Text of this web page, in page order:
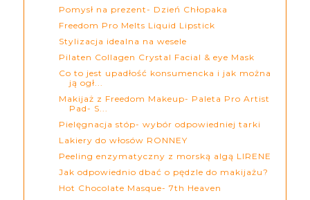
Pomysł na prezent- Dzień Chłopaka
Freedom Pro Melts Liquid Lipstick
Stylizacja idealna na wesele
Pilaten Collagen Crystal Facial & eye Mask
Co to jest upadłość konsumencka i jak można
ją ogł...
Makijaż z Freedom Makeup- Paleta Pro Artist
Pad- S...
Pielęgnacja stóp- wybór odpowiedniej tarki
Lakiery do włosów RONNEY
Peeling enzymatyczny z morską algą LIRENE
Jak odpowiednio dbać o pędzle do makijażu?
Hot Chocolate Masque- 7th Heaven